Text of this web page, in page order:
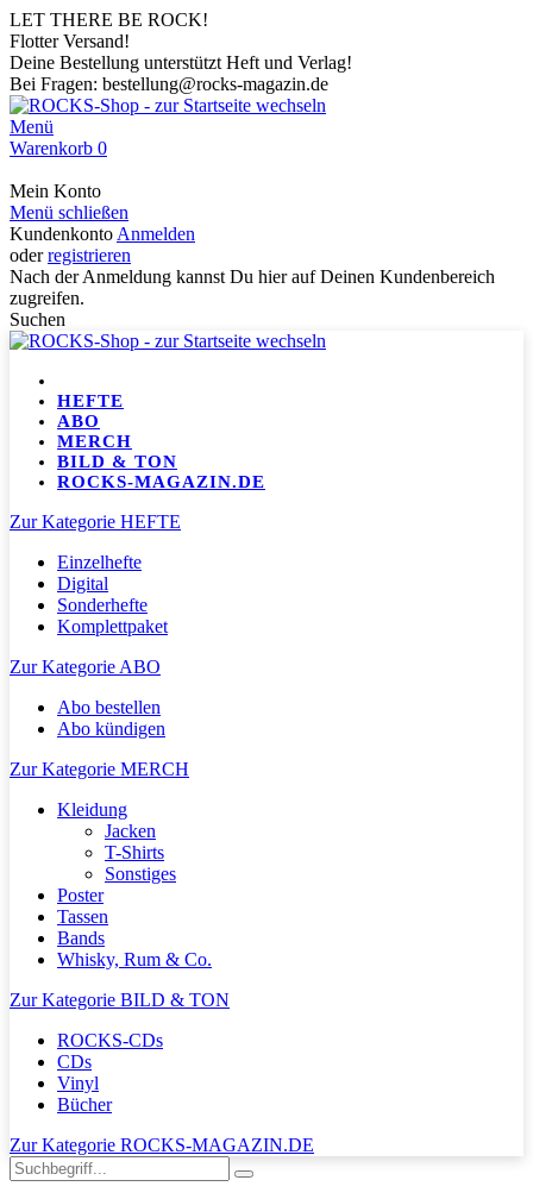
LET THERE BE ROCK!
Flotter Versand!
Deine Bestellung unterstützt Heft und Verlag!
Bei Fragen: bestellung@rocks-magazin.de
Menü
Warenkorb 0
Mein Konto
Menü schließen
Kundenkonto Anmelden
oderregistrieren
Nach der Anmeldung kannst Du hier auf Deinen Kundenbereich
zugreifen.
Suchen
HEFTE
ABO
MERCH
BILD & TON
ROCKS-MAGAZIN.DE
Zur Kategorie HEFTE
Einzelhefte
Digital
Sonderhefte
Komplettpaket
Zur Kategorie ABO
Abo bestellen
Abo kündigen
Zur Kategorie MERCH
Kleidung
Jacken
T-Shirts
Sonstiges
Poster
Tassen
Bands
Whisky, Rum & Co.
Zur Kategorie BILD & TON
ROCKS-CDs
CDs
Vinyl
Bücher
Zur Kategorie ROCKS-MAGAZIN.DE